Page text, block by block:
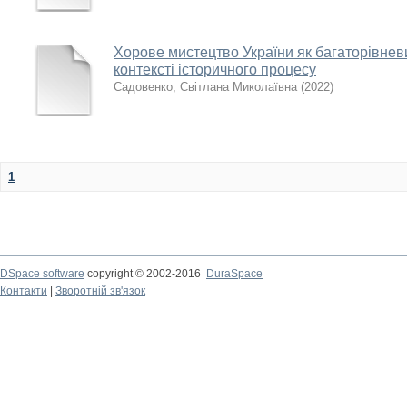
Хорове мистецтво України як
контексті історичного процесу
Садовенко, Світлана Миколаївна (2022)
1
DSpace software copyright © 2002-2016
DuraSpace
Контакти
Зворотній зв'язок